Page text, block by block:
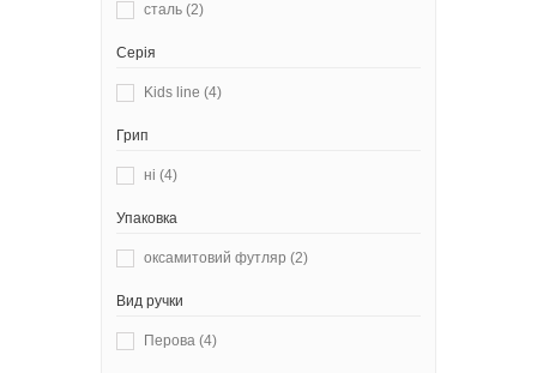
сталь (2)
Серія
Kids line (4)
Грип
ні (4)
Упаковка
оксамитовий футляр (2)
Вид ручки
Перова (4)